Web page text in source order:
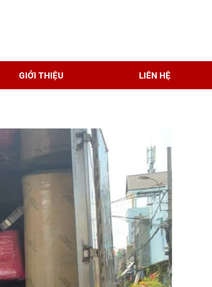
GIỚI THIỆU LIÊN HỆ